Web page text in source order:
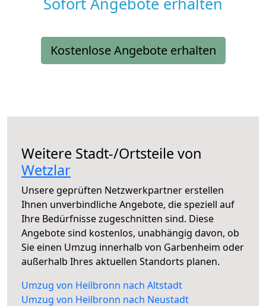
Kostenlose Angebote erhalten
Weitere Stadt-/Ortsteile von
Wetzlar
Unsere geprüften Netzwerkpartner erstellen
Ihnen unverbindliche Angebote, die speziell auf
Ihre Bedürfnisse zugeschnitten sind. Diese
Angebote sind kostenlos, unabhängig davon, ob
Sie einen Umzug innerhalb von Garbenheim oder
außerhalb Ihres aktuellen Standorts planen.
Umzug von Heilbronn nach Altstadt
Umzug von Heilbronn nach Neustadt